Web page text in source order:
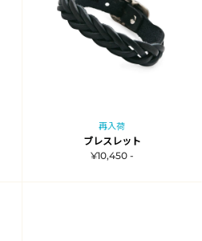
再入荷
ブレスレット
¥10,450 -